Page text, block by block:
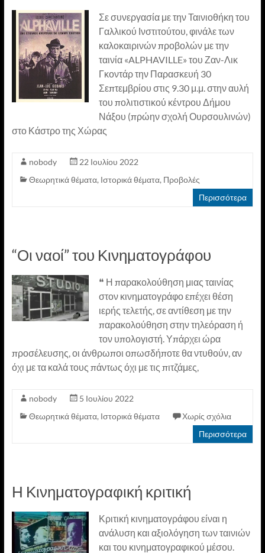
Σε συνεργασία με την Ταινιοθήκη του
Γαλλικού Ινστιτούτου, φινάλε των
καλοκαιρινών προβολών με την
ταινία «ALPHAVILLE» του Ζαν-Λικ
Γκοντάρ την Παρασκευή 30
Σεπτεμβρίου στις 9.30 μ.μ. στην αυλή
του πολιτιστικού κέντρου Δήμου
Νάξου (πρώην σχολή Ουρσουλινών)
στο Κάστρο της Χώρας
nobody
22 Ιουλίου 2022
Θεωρητικά θέματα, Ιστορικά θέματα, Προβολές
Περισσότερα
“Οι ναοί” του Κινηματογράφου
❝ Η παρακολούθηση μιας ταινίας
στον κινηματογράφο επέχει θέση
ιερής τελετής, σε αντίθεση με την
παρακολούθηση στην τηλεόραση ή
τον υπολογιστή. Υπάρχει ώρα
προσέλευσης, οι άνθρωποι οπωσδήποτε θα ντυθούν, αν
όχι με τα καλά τους πάντως όχι με τις πιτζάμες,
nobody
5 Ιουλίου 2022
Θεωρητικά θέματα, Ιστορικά θέματα
Χωρίς σχόλια
Περισσότερα
Η Κινηματογραφική κριτική
Κριτική κινηματογράφου είναι η
ανάλυση και αξιολόγηση των ταινιών
και του κινηματογραφικού μέσου.